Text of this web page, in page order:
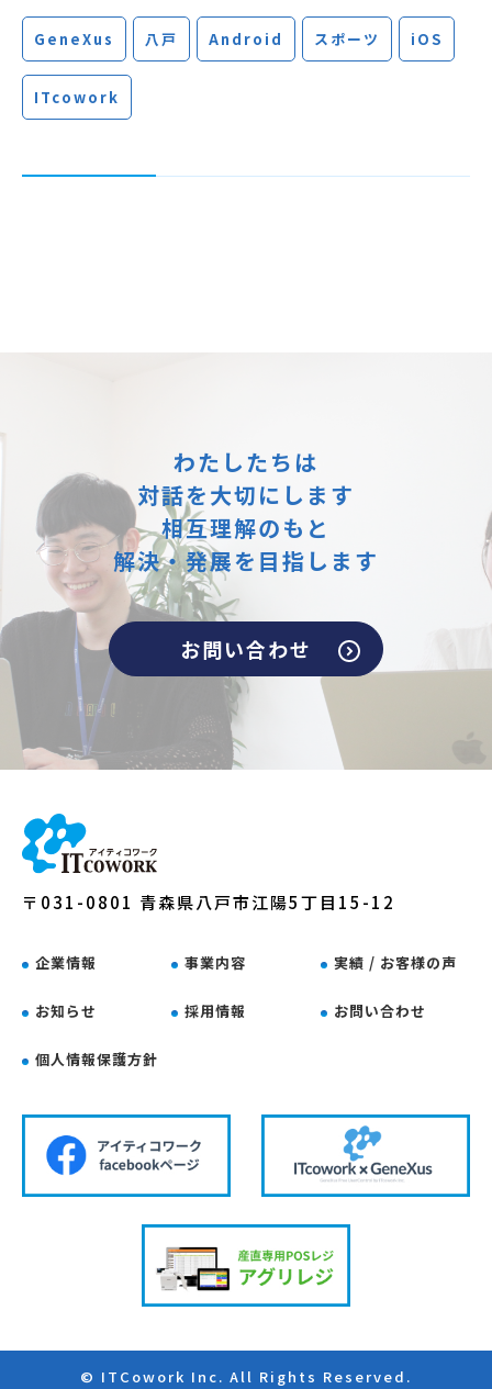
GeneXus 八戸 Android スポーツ iOS
ITcowork
わたしたちは
対話を大切にします
相互理解のもと
解決・発展を目指します
お問い合わせ
〒031-0801 青森県八戸市江陽5丁目15-12
企業情報 事業内容 実績 / お客様の声
お知らせ 採用情報 お問い合わせ
個人情報保護方針
© ITCowork Inc. All Rights Reserved.